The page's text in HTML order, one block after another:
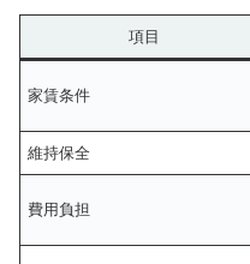
項目
家賃条件
維持保全
費用負担